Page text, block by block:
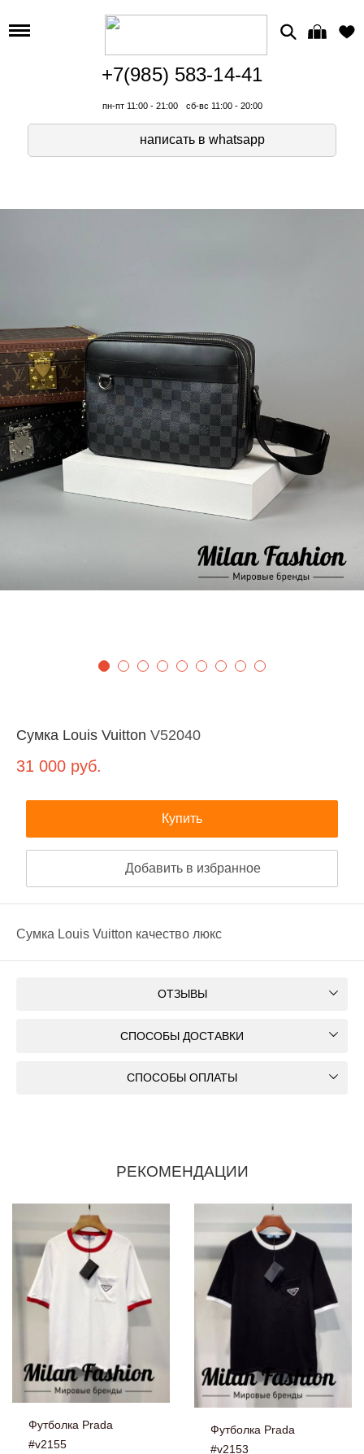
+7(985) 583-14-41
пн-пт 11:00 - 21:00 сб-вс 11:00 - 20:00
написать в whatsapp
Сумка Louis Vuitton V52040
31 000 руб.
Купить
Добавить в избранное
Сумка Louis Vuitton качество люкс
ОТЗЫВЫ
СПОСОБЫ ДОСТАВКИ
СПОСОБЫ ОПЛАТЫ
РЕКОМЕНДАЦИИ
Футболка Prada
#v2155
Футболка Prada
#v2153